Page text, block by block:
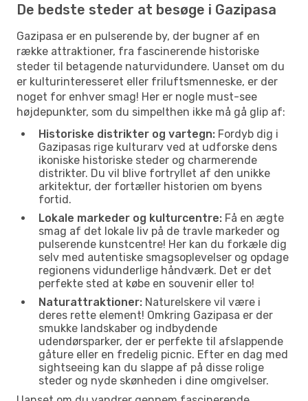
De bedste steder at besøge i Gazipasa
Gazipasa er en pulserende by, der bugner af en
række attraktioner, fra fascinerende historiske
steder til betagende naturvidundere. Uanset om du
er kulturinteresseret eller friluftsmenneske, er der
noget for enhver smag! Her er nogle must-see
højdepunkter, som du simpelthen ikke må gå glip af:
Historiske distrikter og vartegn: Fordyb dig i
Gazipasas rige kulturarv ved at udforske dens
ikoniske historiske steder og charmerende
distrikter. Du vil blive fortryllet af den unikke
arkitektur, der fortæller historien om byens
fortid.
Lokale markeder og kulturcentre: Få en ægte
smag af det lokale liv på de travle markeder og
pulserende kunstcentre! Her kan du forkæle dig
selv med autentiske smagsoplevelser og opdage
regionens vidunderlige håndværk. Det er det
perfekte sted at købe en souvenir eller to!
Naturattraktioner: Naturelskere vil være i
deres rette element! Omkring Gazipasa er der
smukke landskaber og indbydende
udendørsparker, der er perfekte til afslappende
gåture eller en fredelig picnic. Efter en dag med
sightseeing kan du slappe af på disse rolige
steder og nyde skønheden i dine omgivelser.